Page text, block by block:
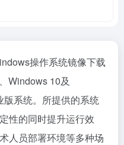
操作系统镜像下载
Windows 10及
系统。所提供的系统
性的同时提升运行效
人员部署环境等多种场